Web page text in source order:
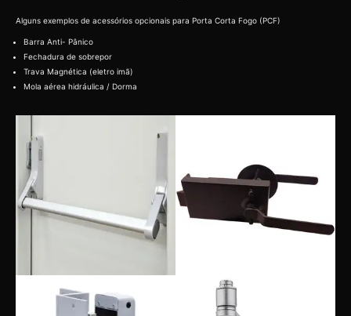
Alguns exemplos de acessórios opcionais para Porta Corta Fogo (PCF)
Barra Anti- Pânico
Fechadura de sobrepor
Trava Magnética (eletro imã)
Mola aérea hidráulica / Dorma